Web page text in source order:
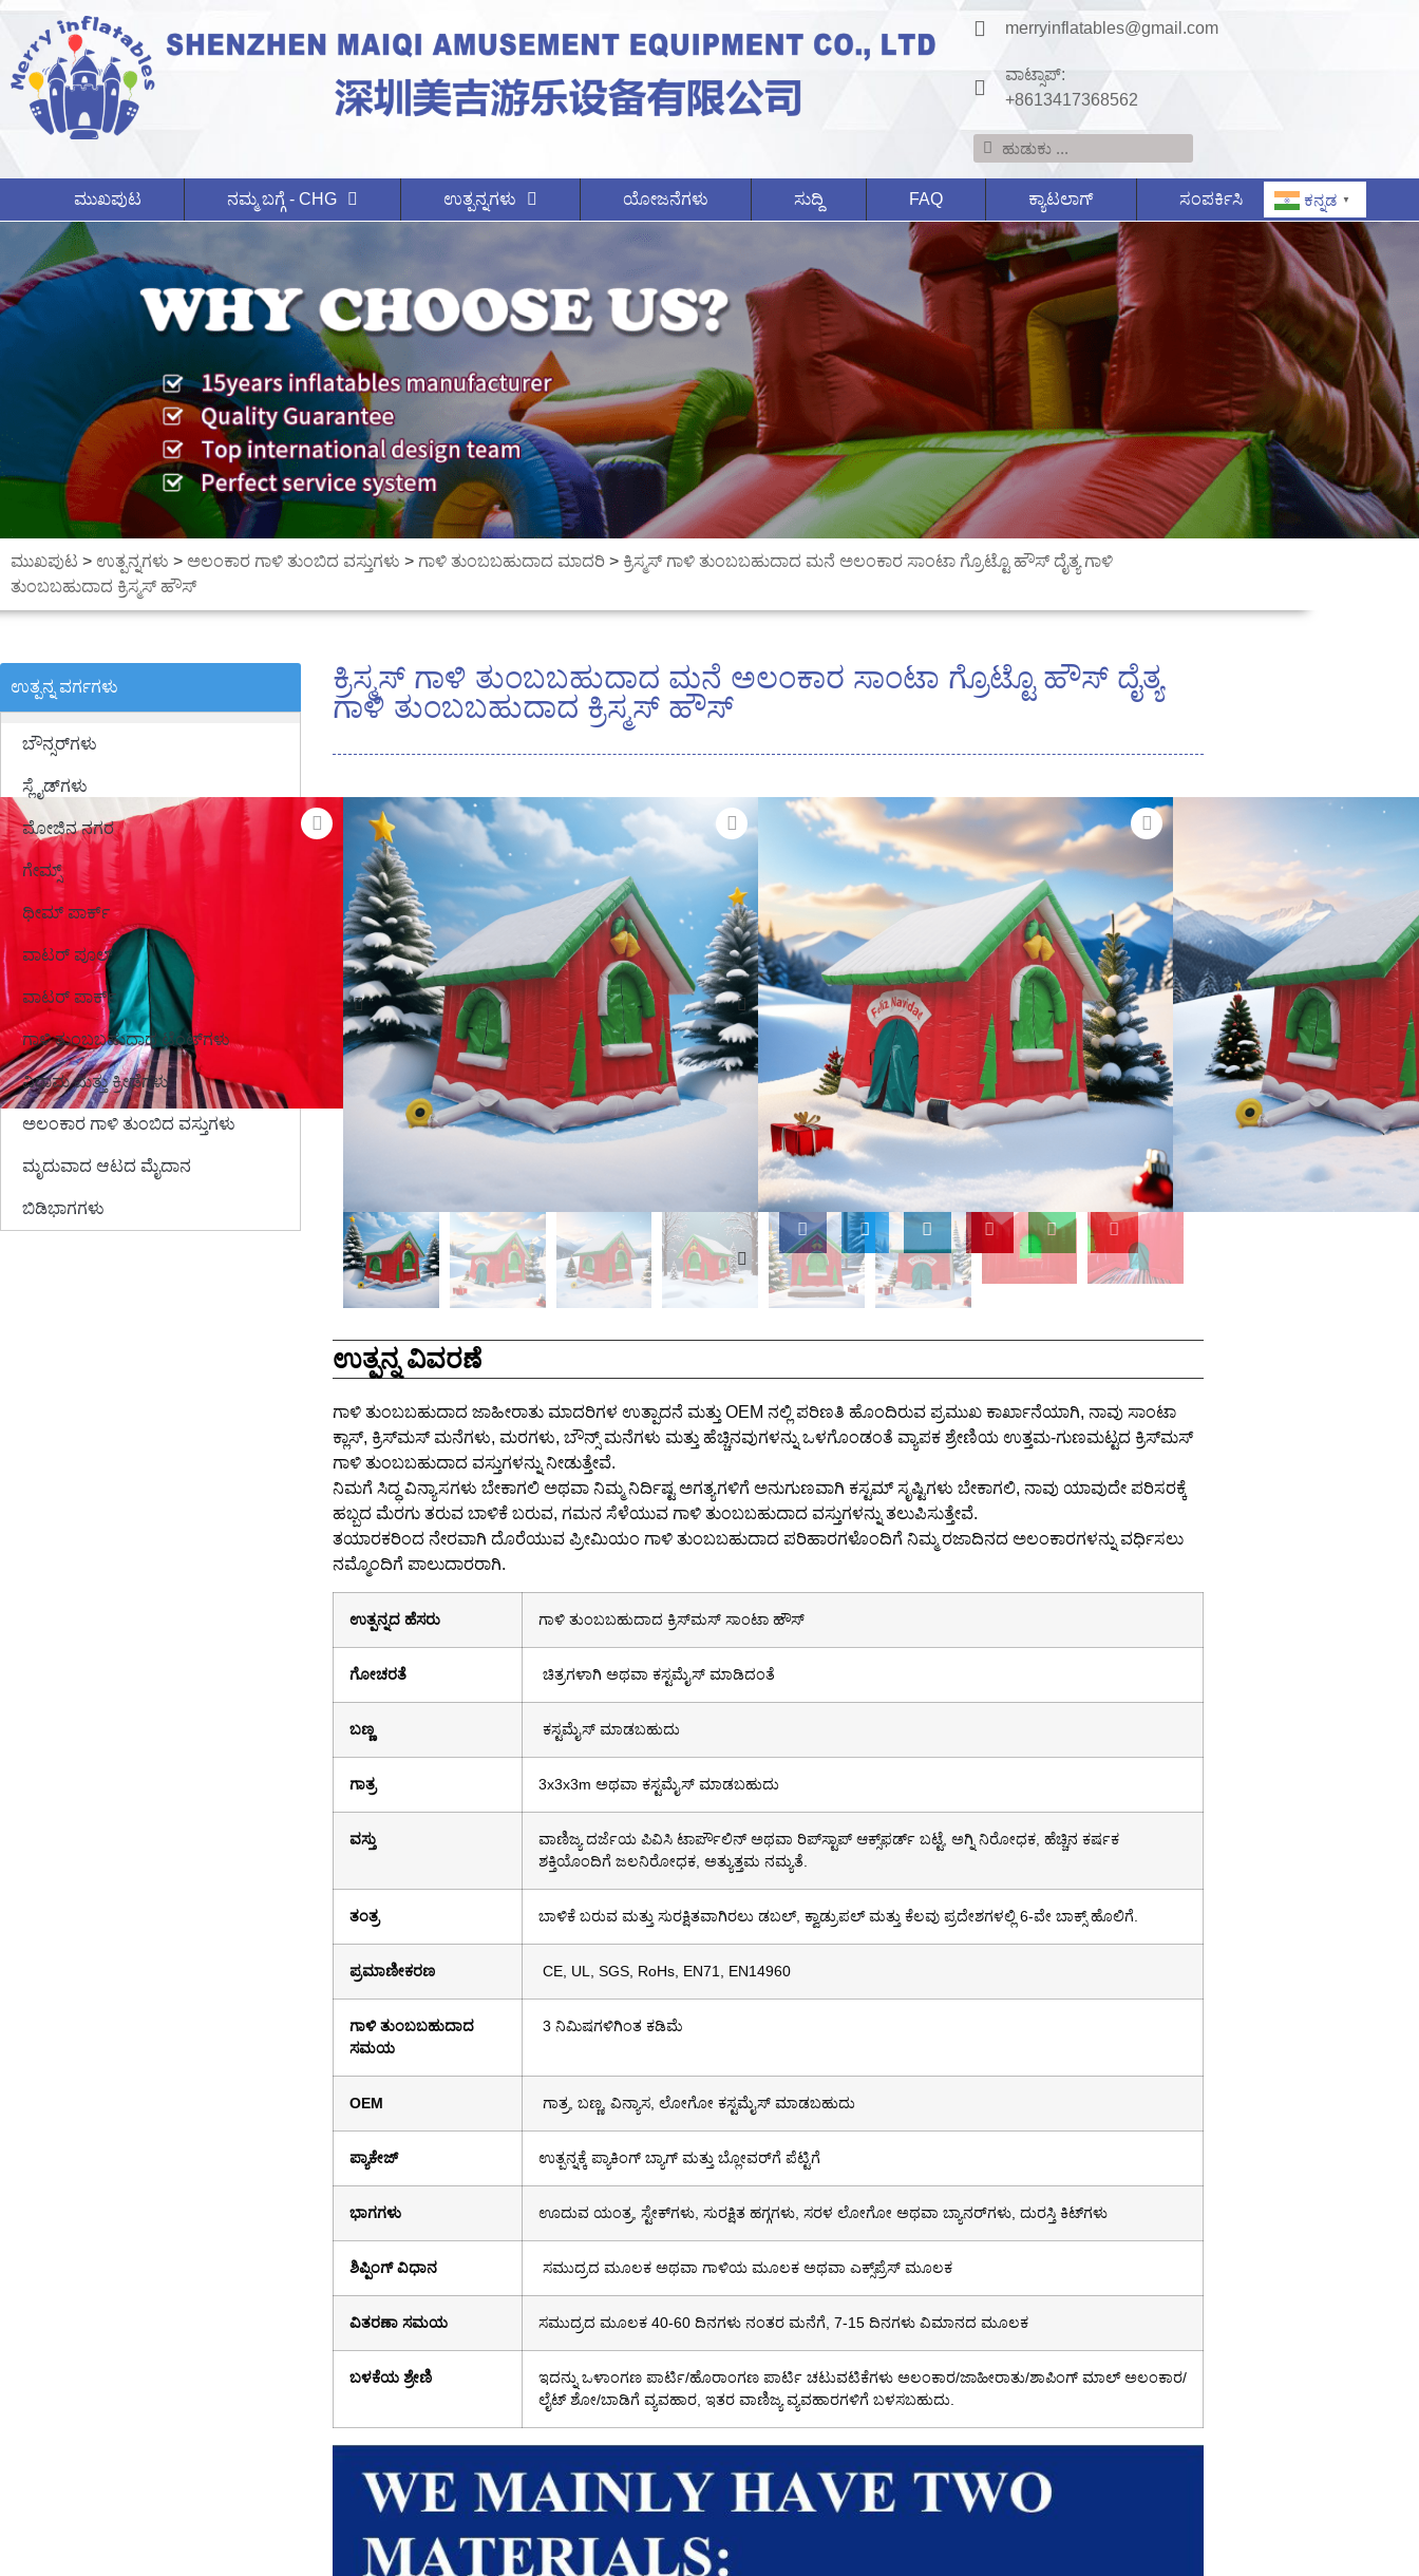
merryinflatables@gmail.com
ವಾಟ್ಸಾಪ್:
+8613417368562
ಮುಖಪುಟ ನಮ್ಮ ಬಗ್ಗೆ - CHG ಉತ್ಪನ್ನಗಳು ಯೋಜನೆಗಳು ಸುದ್ದಿ FAQ ಕ್ಯಾಟಲಾಗ್ ಸಂಪರ್ಕಿಸಿ ಕನ್ನಡ ▼
ಮುಖಪುಟ > ಉತ್ಪನ್ನಗಳು > ಅಲಂಕಾರ ಗಾಳಿ ತುಂಬಿದ ವಸ್ತುಗಳು > ಗಾಳಿ ತುಂಬಬಹುದಾದ ಮಾದರಿ > ಕ್ರಿಸ್ಮಸ್ ಗಾಳಿ ತುಂಬಬಹುದಾದ ಮನೆ ಅಲಂಕಾರ ಸಾಂಟಾ ಗ್ರೊಟ್ಟೊ ಹೌಸ್ ದೈತ್ಯ ಗಾಳಿ
ತುಂಬಬಹುದಾದ ಕ್ರಿಸ್ಮಸ್ ಹೌಸ್
ಉತ್ಪನ್ನ ವರ್ಗಗಳು
ಬೌನ್ಸರ್‌ಗಳು
ಸ್ಲೈಡ್‌ಗಳು
ಮೋಜಿನ ನಗರ
ಗೇಮ್ಸ್
ಥೀಮ್ ಪಾರ್ಕ್
ವಾಟರ್ ಪೂಲ್
ವಾಟರ್ ಪಾರ್ಕ್
ಗಾಳಿ ತುಂಬಬಹುದಾದ ಟೆಂಟ್‌ಗಳು
ವಿರಾಮ ಮತ್ತು ಕ್ರೀಡೆಗಳು
ಅಲಂಕಾರ ಗಾಳಿ ತುಂಬಿದ ವಸ್ತುಗಳು
ಮೃದುವಾದ ಆಟದ ಮೈದಾನ
ಬಿಡಿಭಾಗಗಳು
ಕ್ರಿಸ್ಮಸ್ ಗಾಳಿ ತುಂಬಬಹುದಾದ ಮನೆ ಅಲಂಕಾರ ಸಾಂಟಾ ಗ್ರೊಟ್ಟೊ ಹೌಸ್ ದೈತ್ಯ
ಗಾಳಿ ತುಂಬಬಹುದಾದ ಕ್ರಿಸ್ಮಸ್ ಹೌಸ್
1. ಸುಲಭ ಸೆಟಪ್ ಮತ್ತು ಡಿಸ್ಅಸೆಂಬಲ್ (ಬಳಕೆದಾರರ ಕೈಪಿಡಿ ಒಟ್ಟಿಗೆ
ಒದಗಿಸಲಾಗಿದೆ)
2. ಗಾಳಿ ತುಂಬಿದ ನಂತರ ಹಗುರ ಮತ್ತು ಚಿಕ್ಕದು
3. ಕಡಿಮೆ ವೆಚ್ಚದಲ್ಲಿ ಸಂಗ್ರಹಿಸಲು ಮತ್ತು ಸಾಗಿಸಲು ಸುಲಭ
4. ಹೊಂದಿಕೊಳ್ಳುವ, ತೆಗೆಯಬಹುದಾದ ಮತ್ತು ಕಾರ್ಯಕ್ಷಮತೆಗೆ
ಉತ್ತಮ ಪರಿಣಾಮ
5. ಹೆಚ್ಚಿನ ಬಾಳಿಕೆ ಮತ್ತು ಹೆಚ್ಚಿನ ಕಣ್ಣೀರಿನ ಶಕ್ತಿ
6. ಮರುಬಳಕೆ, ದೀರ್ಘಾವಧಿಯ ಜೀವಿತಾವಧಿ ಮತ್ತು ವೆಚ್ಚ-
ಪರಿಣಾಮಕಾರಿ
7. ಎಲ್ಲಾ ಗಾಳಿ ತುಂಬಬಹುದಾದ ವಸ್ತುಗಳನ್ನು ಕಸ್ಟಮೈಸ್
ಮಾಡಬಹುದು.
8. ನಾವು ಗಾಳಿ ತುಂಬಬಹುದಾದ ಕಾರ್ಖಾನೆ, ನಿಮ್ಮ ಯಾವುದೇ
ಬೇಡಿಕೆಗಳಿಗೆ ಅನುಗುಣವಾಗಿ ಕಸ್ಟಮೈಸ್ ಮಾಡಲಾಗಿದೆ.
ವಿಚಾರಣೆ
ಉತ್ಪನ್ನ ವಿವರಣೆ
ಗಾಳಿ ತುಂಬಬಹುದಾದ ಜಾಹೀರಾತು ಮಾದರಿಗಳ ಉತ್ಪಾದನೆ ಮತ್ತು OEM ನಲ್ಲಿ ಪರಿಣತಿ ಹೊಂದಿರುವ ಪ್ರಮುಖ ಕಾರ್ಖಾನೆಯಾಗಿ, ನಾವು ಸಾಂಟಾ
ಕ್ಲಾಸ್, ಕ್ರಿಸ್‌ಮಸ್ ಮನೆಗಳು, ಮರಗಳು, ಬೌನ್ಸ್ ಮನೆಗಳು ಮತ್ತು ಹೆಚ್ಚಿನವುಗಳನ್ನು ಒಳಗೊಂಡಂತೆ ವ್ಯಾಪಕ ಶ್ರೇಣಿಯ ಉತ್ತಮ-ಗುಣಮಟ್ಟದ ಕ್ರಿಸ್‌ಮಸ್
ಗಾಳಿ ತುಂಬಬಹುದಾದ ವಸ್ತುಗಳನ್ನು ನೀಡುತ್ತೇವೆ.
ನಿಮಗೆ ಸಿದ್ಧ ವಿನ್ಯಾಸಗಳು ಬೇಕಾಗಲಿ ಅಥವಾ ನಿಮ್ಮ ನಿರ್ದಿಷ್ಟ ಅಗತ್ಯಗಳಿಗೆ ಅನುಗುಣವಾಗಿ ಕಸ್ಟಮ್ ಸೃಷ್ಟಿಗಳು ಬೇಕಾಗಲಿ, ನಾವು ಯಾವುದೇ ಪರಿಸರಕ್ಕೆ
ಹಬ್ಬದ ಮೆರಗು ತರುವ ಬಾಳಿಕೆ ಬರುವ, ಗಮನ ಸೆಳೆಯುವ ಗಾಳಿ ತುಂಬಬಹುದಾದ ವಸ್ತುಗಳನ್ನು ತಲುಪಿಸುತ್ತೇವೆ.
ತಯಾರಕರಿಂದ ನೇರವಾಗಿ ದೊರೆಯುವ ಪ್ರೀಮಿಯಂ ಗಾಳಿ ತುಂಬಬಹುದಾದ ಪರಿಹಾರಗಳೊಂದಿಗೆ ನಿಮ್ಮ ರಜಾದಿನದ ಅಲಂಕಾರಗಳನ್ನು ವರ್ಧಿಸಲು
ನಮ್ಮೊಂದಿಗೆ ಪಾಲುದಾರರಾಗಿ.
ಉತ್ಪನ್ನದ ಹೆಸರು ಗಾಳಿ ತುಂಬಬಹುದಾದ ಕ್ರಿಸ್‌ಮಸ್ ಸಾಂಟಾ ಹೌಸ್
ಗೋಚರತೆ ಚಿತ್ರಗಳಾಗಿ ಅಥವಾ ಕಸ್ಟಮೈಸ್ ಮಾಡಿದಂತೆ
ಬಣ್ಣ ಕಸ್ಟಮೈಸ್ ಮಾಡಬಹುದು
ಗಾತ್ರ 3x3x3m ಅಥವಾ ಕಸ್ಟಮೈಸ್ ಮಾಡಬಹುದು
ವಸ್ತು
ವಾಣಿಜ್ಯ ದರ್ಜೆಯ ಪಿವಿಸಿ ಟಾರ್ಪೌಲಿನ್ ಅಥವಾ ರಿಪ್‌ಸ್ಟಾಪ್ ಆಕ್ಸ್‌ಫರ್ಡ್ ಬಟ್ಟೆ, ಅಗ್ನಿ ನಿರೋಧಕ, ಹೆಚ್ಚಿನ ಕರ್ಷಕ
ಶಕ್ತಿಯೊಂದಿಗೆ ಜಲನಿರೋಧಕ, ಅತ್ಯುತ್ತಮ ನಮ್ಯತೆ.
ತಂತ್ರ ಬಾಳಿಕೆ ಬರುವ ಮತ್ತು ಸುರಕ್ಷಿತವಾಗಿರಲು ಡಬಲ್, ಕ್ವಾಡ್ರುಪಲ್ ಮತ್ತು ಕೆಲವು ಪ್ರದೇಶಗಳಲ್ಲಿ 6-ವೇ ಬಾಕ್ಸ್ ಹೊಲಿಗೆ.
ಪ್ರಮಾಣೀಕರಣ CE, UL, SGS, RoHs, EN71, EN14960
ಗಾಳಿ ತುಂಬಬಹುದಾದ
ಸಮಯ
3 ನಿಮಿಷಗಳಿಗಿಂತ ಕಡಿಮೆ
OEM ಗಾತ್ರ, ಬಣ್ಣ, ವಿನ್ಯಾಸ, ಲೋಗೋ ಕಸ್ಟಮೈಸ್ ಮಾಡಬಹುದು
ಪ್ಯಾಕೇಜ್ ಉತ್ಪನ್ನಕ್ಕೆ ಪ್ಯಾಕಿಂಗ್ ಬ್ಯಾಗ್ ಮತ್ತು ಬ್ಲೋವರ್‌ಗೆ ಪೆಟ್ಟಿಗೆ
ಭಾಗಗಳು ಊದುವ ಯಂತ್ರ, ಸ್ಟೇಕ್‌ಗಳು, ಸುರಕ್ಷಿತ ಹಗ್ಗಗಳು, ಸರಳ ಲೋಗೋ ಅಥವಾ ಬ್ಯಾನರ್‌ಗಳು, ದುರಸ್ತಿ ಕಿಟ್‌ಗಳು
ಶಿಪ್ಪಿಂಗ್ ವಿಧಾನ ಸಮುದ್ರದ ಮೂಲಕ ಅಥವಾ ಗಾಳಿಯ ಮೂಲಕ ಅಥವಾ ಎಕ್ಸ್‌ಪ್ರೆಸ್ ಮೂಲಕ
ವಿತರಣಾ ಸಮಯ ಸಮುದ್ರದ ಮೂಲಕ 40-60 ದಿನಗಳು ನಂತರ ಮನೆಗೆ, 7-15 ದಿನಗಳು ವಿಮಾನದ ಮೂಲಕ
ಬಳಕೆಯ ಶ್ರೇಣಿ
ಇದನ್ನು ಒಳಾಂಗಣ ಪಾರ್ಟಿ/ಹೊರಾಂಗಣ ಪಾರ್ಟಿ ಚಟುವಟಿಕೆಗಳು ಅಲಂಕಾರ/ಜಾಹೀರಾತು/ಶಾಪಿಂಗ್ ಮಾಲ್ ಅಲಂಕಾರ/
ಲೈಟ್ ಶೋ/ಬಾಡಿಗೆ ವ್ಯವಹಾರ, ಇತರ ವಾಣಿಜ್ಯ ವ್ಯವಹಾರಗಳಿಗೆ ಬಳಸಬಹುದು.